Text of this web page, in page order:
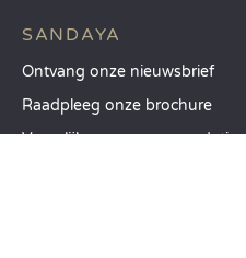
SANDAYA
Ontvang onze nieuwsbrief
Raadpleeg onze brochure
Vergelijk onze accommodaties